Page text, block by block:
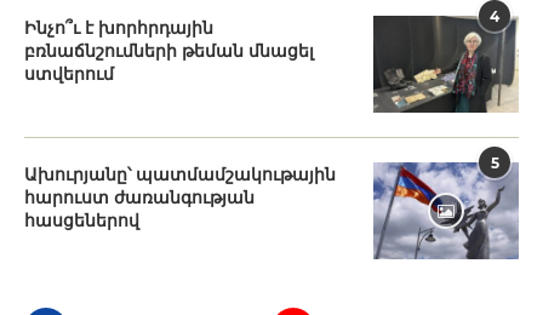
4
Ինչո՞ւ է խորհրդային
բռնաճնշումների թեման մնացել
ստվերում
5
Ախուրյանը՝ պատմամշակութային
հարուստ ժառանգության
հասցեներով